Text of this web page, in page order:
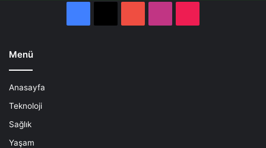
Menü
Anasayfa
Teknoloji
Sağlık
Yaşam